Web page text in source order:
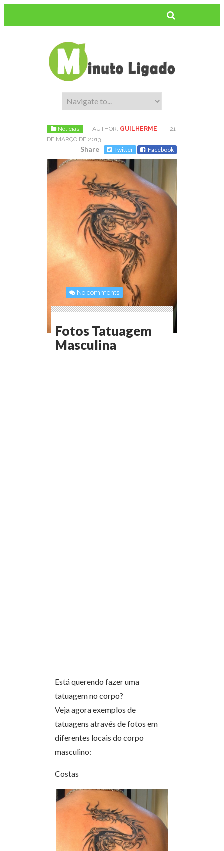
Notícias AUTHOR: GUILHERME -
21
DE MARÇO DE 2013
Share Twitter Facebook
No comments
Fotos Tatuagem
Masculina
Está querendo fazer uma
tatuagem no corpo?
Veja agora exemplos de
tatuagens através de fotos em
diferentes locais do corpo
masculino:
Costas